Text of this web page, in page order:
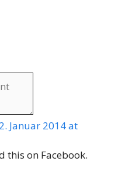
Januar 2014 at
this on Facebook.